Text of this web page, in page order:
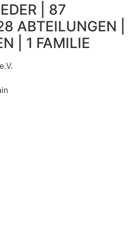
| 87
ABTEILUNGEN |
| 1 FAMILIE